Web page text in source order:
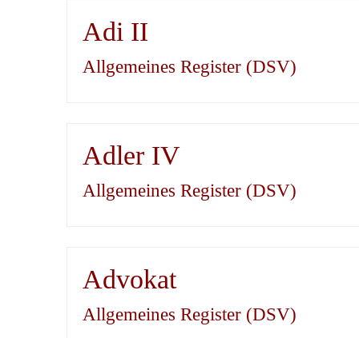
Adi II
Allgemeines Register (DSV)
Adler IV
Allgemeines Register (DSV)
Advokat
Allgemeines Register (DSV)